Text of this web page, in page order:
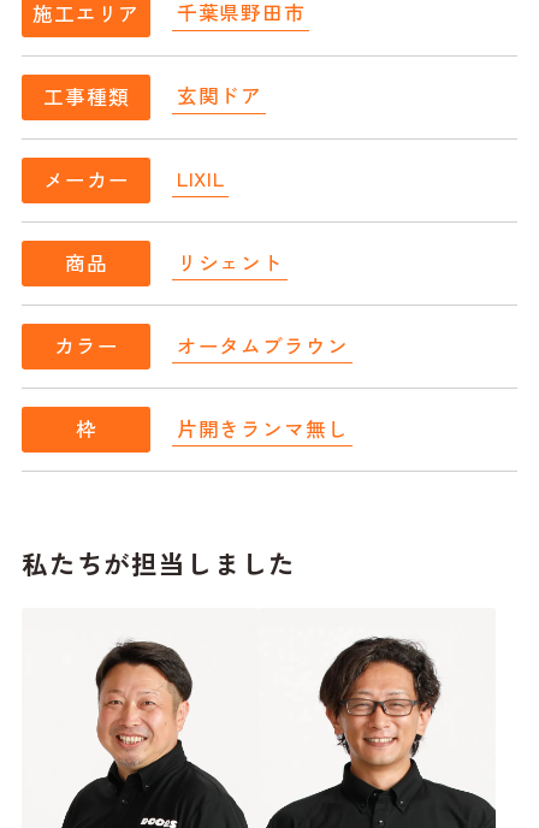
施工エリア 千葉県野田市
工事種類 玄関ドア
メーカー LIXIL
商品 リシェント
カラー オータムブラウン
枠 片開きランマ無し
私たちが担当しました